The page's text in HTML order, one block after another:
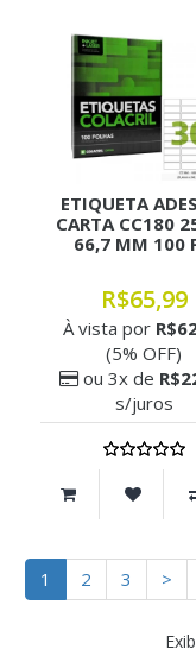
ETIQUETA
CARTA CC180
66,7 MM 100
R$65,99
À vista por
(5% OFF)
ou 3x de
s/juros
1 2 3 >